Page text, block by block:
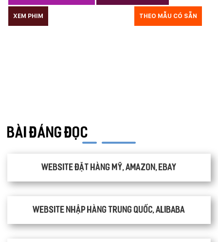
XEM PHIM THEO MẪU CÓ SẴN
BÀI ĐÁNG ĐỌC
Website đặt hàng Mỹ, Amazon, Ebay
Website nhập hàng Trung Quốc, Alibaba